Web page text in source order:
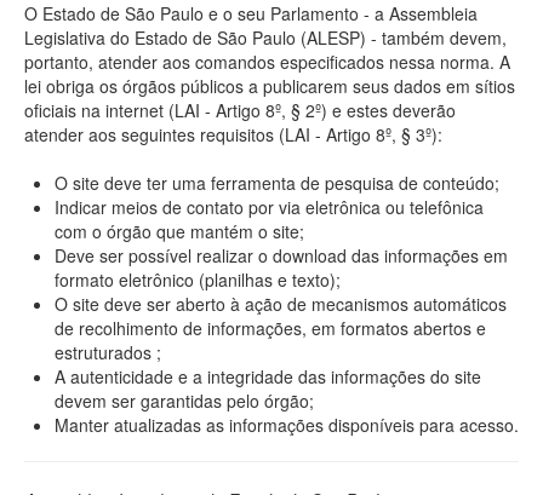
O Estado de São Paulo e o seu Parlamento - a Assembleia
Legislativa do Estado de São Paulo (ALESP) - também devem,
portanto, atender aos comandos especificados nessa norma. A
lei obriga os órgãos públicos a publicarem seus dados em sítios
oficiais na internet (LAI - Artigo 8º, § 2º) e estes deverão
atender aos seguintes requisitos (LAI - Artigo 8º, § 3º):
O site deve ter uma ferramenta de pesquisa de conteúdo;
Indicar meios de contato por via eletrônica ou telefônica
com o órgão que mantém o site;
Deve ser possível realizar o download das informações em
formato eletrônico (planilhas e texto);
O site deve ser aberto à ação de mecanismos automáticos
de recolhimento de informações, em formatos abertos e
estruturados ;
A autenticidade e a integridade das informações do site
devem ser garantidas pelo órgão;
Manter atualizadas as informações disponíveis para acesso.